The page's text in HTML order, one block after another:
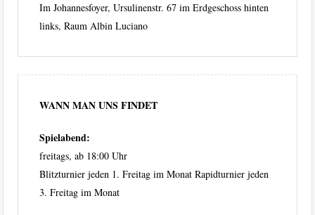
Im Johannesfoyer, Ursulinenstr. 67 im Erdgeschoss hinten
links, Raum Albin Luciano
WANN MAN UNS FINDET
Spielabend:
freitags, ab 18:00 Uhr
Blitzturnier jeden 1. Freitag im Monat Rapidturnier jeden
3. Freitag im Monat